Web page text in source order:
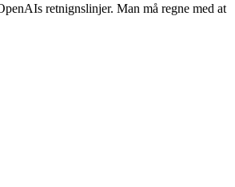
retnignslinjer. Man må regne med at